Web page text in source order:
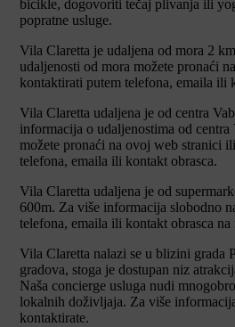
bicikle, dogovoriti tečaj plivanja ili
popratne usluge.
Vila Claretta je udaljena od mora 2
udaljenosti od mora možete pronaći
kontaktirati putem telefona, emaila ili
Vila Claretta udaljena je od centra
informacija o udaljenostima od
možete pronaći na ovoj web stranici
telefona, emaila ili kontakt obrasca.
Vila Claretta udaljena je od
600m. Za više informacija slobodno
telefona, emaila ili kontakt obrasca
Vila Claretta nalazi se u blizini grada
gradova, stoga je dostupan niz
Naša concierge usluga nudi
lokalnih doživljaja. Za više
kontaktirate.